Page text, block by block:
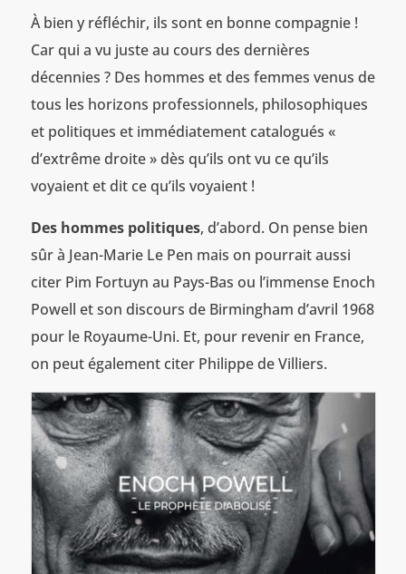
À bien y réfléchir, ils sont en bonne compagnie !
Car qui a vu juste au cours des dernières
décennies ? Des hommes et des femmes venus de
tous les horizons professionnels, philosophiques
et politiques et immédiatement catalogués «
d’extrême droite » dès qu’ils ont vu ce qu’ils
voyaient et dit ce qu’ils voyaient !
Des hommes politiques, d’abord. On pense bien
sûr à Jean-Marie Le Pen mais on pourrait aussi
citer Pim Fortuyn au Pays-Bas ou l’immense Enoch
Powell et son discours de Birmingham d’avril 1968
pour le Royaume-Uni. Et, pour revenir en France,
on peut également citer Philippe de Villiers.